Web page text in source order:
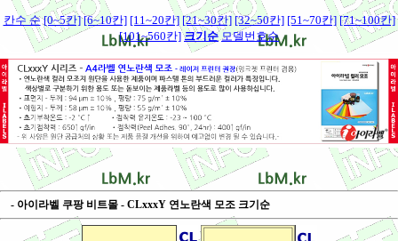
칸수 순 [0~5칸] [6~10칸] [11~20칸] [21~30칸] [32~50칸] [51~70칸] [71~100칸]
[101~560칸] 크기순 모델번호순
- 아이라벨 쿠팡 비트몰 - CLxxxY 연노란색 모조 크기순